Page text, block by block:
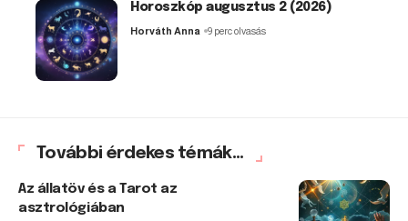
Horoszkóp augusztus 2 (2026)
Horváth Anna 9 perc olvasás
További érdekes témák...
Az állatöv és a Tarot az
asztrológiában